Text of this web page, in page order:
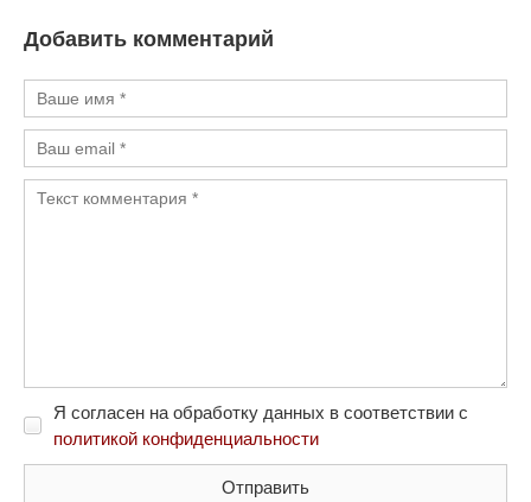
Добавить комментарий
Я согласен на обработку данных в соответствии с
политикой конфиденциальности